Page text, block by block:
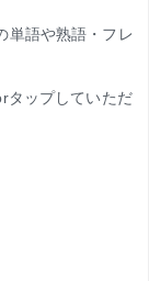
単語や熟語・フレ
タップしていただ